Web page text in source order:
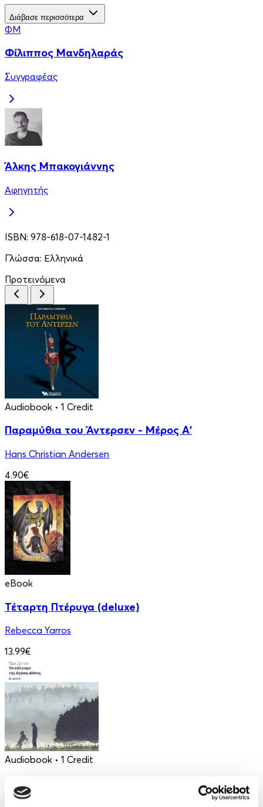
Διάβασε περισσότερα
ΦΜ
Φίλιππος Μανδηλαράς
Συγγραφέας
Άλκης Μπακογιάννης
Αφηγητής
ISBN: 978-618-07-1482-1
Γλώσσα: Ελληνικά
Προτεινόμενα
Audiobook • 1 Credit
Παραμύθια του Άντερσεν - Μέρος Α'
Hans Christian Andersen
4.90€
eBook
Τέταρτη Πτέρυγα (deluxe)
Rebecca Yarros
13.99€
Audiobook • 1 Credit
Το Κάλεσμα της Άγριας Φύσης